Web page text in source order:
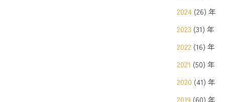
2024 (26) 年
2023 (31) 年
2022 (16) 年
2021 (50) 年
2020 (41) 年
2019 (60) 年